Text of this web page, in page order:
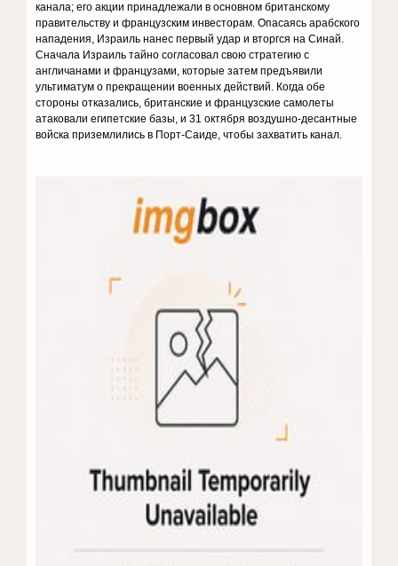
канала; его акции принадлежали в основном британскому
правительству и французским инвесторам. Опасаясь арабского
нападения, Израиль нанес первый удар и вторгся на Синай.
Сначала Израиль тайно согласовал свою стратегию с
англичанами и французами, которые затем предъявили
ультиматум о прекращении военных действий. Когда обе
стороны отказались, британские и французские самолеты
атаковали египетские базы, и 31 октября воздушно-десантные
войска приземлились в Порт-Саиде, чтобы захватить канал.